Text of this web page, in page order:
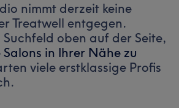
nimmt derzeit keine
Treatwell entgegen.
Suchfeld oben auf der Seite,
in Ihrer Nähe zu
viele erstklassige Profis